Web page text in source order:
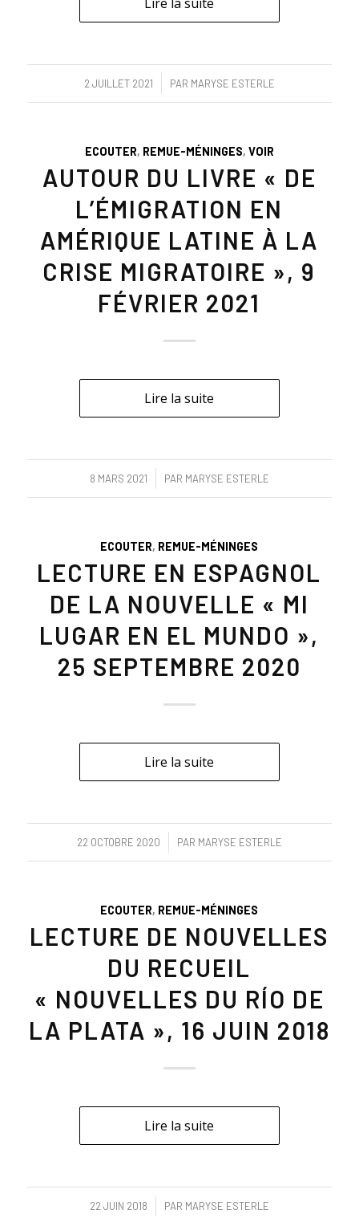
2 JUILLET 2021
/ PAR MARYSE ESTERLE
ECOUTER, REMUE-MÉNINGES, VOIR
AUTOUR DU LIVRE « DE
L’ÉMIGRATION EN
AMÉRIQUE LATINE À LA
CRISE MIGRATOIRE », 9
FÉVRIER 2021
Lire la suite
8 MARS 2021
/ PAR MARYSE ESTERLE
ECOUTER, REMUE-MÉNINGES
LECTURE EN ESPAGNOL
DE LA NOUVELLE « MI
LUGAR EN EL MUNDO »,
25 SEPTEMBRE 2020
Lire la suite
22 OCTOBRE 2020
/ PAR MARYSE ESTERLE
ECOUTER, REMUE-MÉNINGES
LECTURE DE NOUVELLES
DU RECUEIL
« NOUVELLES DU RÍO DE
LA PLATA », 16 JUIN 2018
Lire la suite
22 JUIN 2018
/ PAR MARYSE ESTERLE